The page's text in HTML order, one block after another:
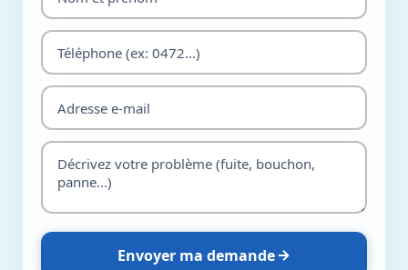
Envoyer ma demande